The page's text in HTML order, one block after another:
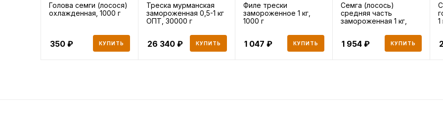
Голова семги (лосося)
охлажденная, 1000 г
350 КУПИТЬ
Треска мурманская
замороженная 0,5-1 кг
ОПТ, 30000 г
26 340 КУПИТЬ
Филе трески
замороженное 1 кг,
1000 г
1 047 КУПИТЬ
Семга (лосось)
средняя часть
замороженная 1 кг,
1 954 КУПИТЬ
1